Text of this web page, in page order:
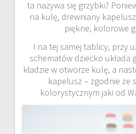
ta nazywa się grzybki?
na kulę, drewniany
piękne, kolorowe
I na tej samej tablicy, przy
schematów dziecko układa
kładzie w otworze kulę, a
kapelusz – zgodnie ze
kolorystycznym jaki od